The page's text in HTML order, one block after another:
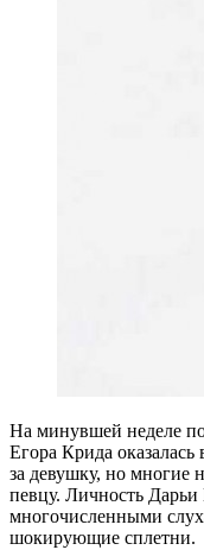
На минувшей неделе
Егора Крида
за девушку, но многие
певцу. Личность
многочисленными
шокирующие сплетни.